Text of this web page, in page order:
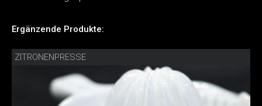
Ergänzende Produkte:
ZITRONENPRESSE